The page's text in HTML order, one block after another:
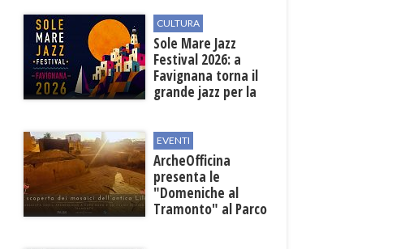
all'aeroporto
CULTURA
Sole Mare Jazz
Festival 2026: a
Favignana torna il
grande jazz per la
EVENTI
ArcheOfficina
presenta le
"Domeniche al
Tramonto" al Parco